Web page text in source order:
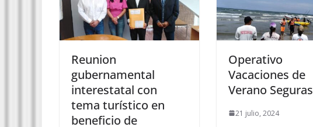
Reunion
gubernamental
interestatal con
tema turístico en
beneficio de
Operativo
Vacaciones de
Verano Seguras
21 julio, 2024